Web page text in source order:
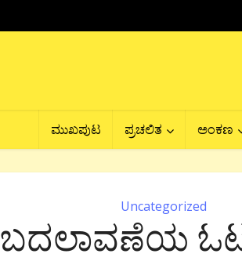
ಮುಖಪುಟ ಪ್ರಚಲಿತ ಅಂಕಣ
Uncategorized
ಬದಲಾವಣೆಯ